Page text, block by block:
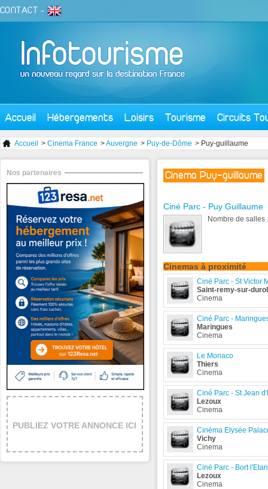
CONTACT -
Accueil Hébergements Loisirs Tourisme Circuits
Accueil > Cinema France >Auvergne > Puy-de-Dôme > Puy-guillaume
Cinema Puy-guillaume
Ciné Parc - Puy Guillaume
Nombre de salles
Cinemas à proximité
Ciné Parc - St Victor
Saint-remy-sur-
Cinema
Ciné Parc -
Maringues
Cinema
Le Monaco
Thiers
Cinema
Ciné Parc - St Jean
Lezoux
Cinema
Cinéma Elysée
Vichy
Cinema
Ciné Parc - Bort
Lezoux
Cinema
Nos partenaires
PUBLIEZ VOTRE ANNONCE ICI